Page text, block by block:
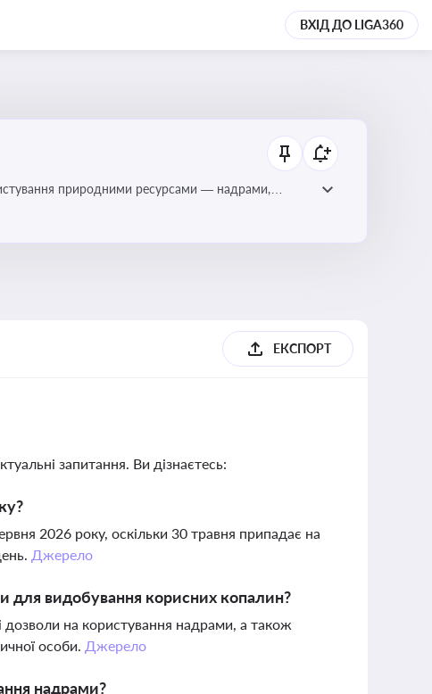
ВХІД ДО LIGA360
природними ресурсами — надрами,
ЕКСПОРТ
запитання. Ви дізнаєтесь:
2026 року, оскільки 30 травня припадає на
Джерело
для видобування корисних копалин?
дозволи на користування надрами, а також
особи. Джерело
надрами?